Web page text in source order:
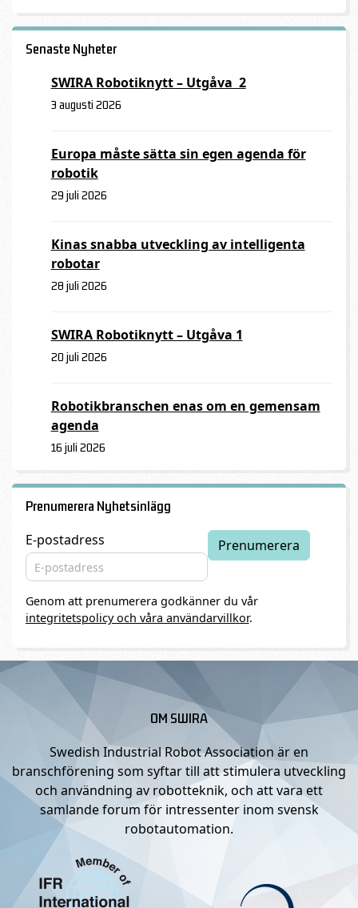
Senaste Nyheter
SWIRA Robotiknytt – Utgåva 2
3 augusti 2026
Europa måste sätta sin egen agenda för
robotik
29 juli 2026
Kinas snabba utveckling av intelligenta
robotar
28 juli 2026
SWIRA Robotiknytt – Utgåva 1
20 juli 2026
Robotikbranschen enas om en gemensam
agenda
16 juli 2026
Prenumerera Nyhetsinlägg
E-postadress
Genom att prenumerera godkänner du vår
integritetspolicy och våra användarvillkor.
OM SWIRA
Swedish Industrial Robot Association är en
branschförening som syftar till att stimulera utveckling
och användning av robotteknik, och att vara ett
samlande forum för intressenter inom svensk
robotautomation.